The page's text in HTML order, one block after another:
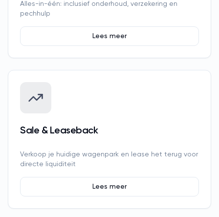
Alles-in-één: inclusief onderhoud, verzekering en
pechhulp
Lees meer
Sale & Leaseback
Verkoop je huidige wagenpark en lease het terug voor
directe liquiditeit
Lees meer